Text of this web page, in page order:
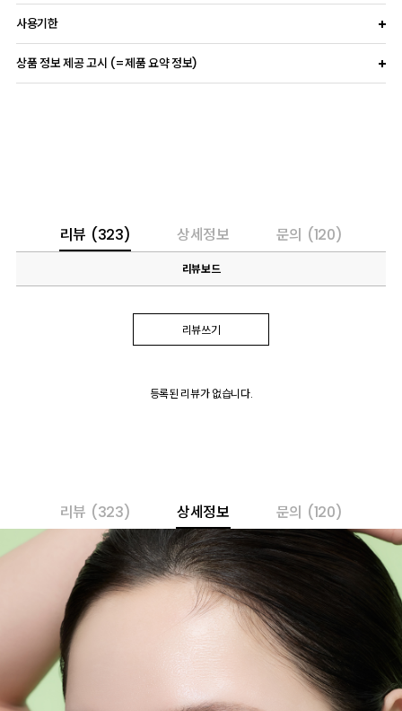
사용기한
상품 정보 제공 고시 (=제품 요약 정보)
리뷰 (323) 상세정보 문의 (120)
리뷰보드
리뷰쓰기
등록된 리뷰가 없습니다.
리뷰 (323) 상세정보 문의 (120)